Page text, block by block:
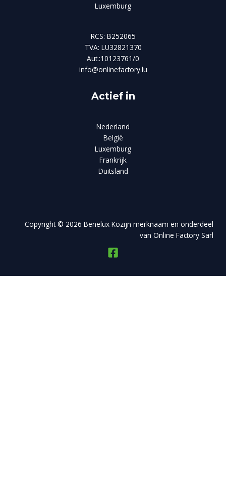
Luxemburg
RCS: B252065
TVA: LU32821370
Aut.:10123761/0
info@onlinefactory.lu
Actief in
Nederland
België
Luxemburg
Frankrijk
Duitsland
Copyright © 2026 Benelux Kozijn merknaam en onderdeel
van Online Factory Sarl